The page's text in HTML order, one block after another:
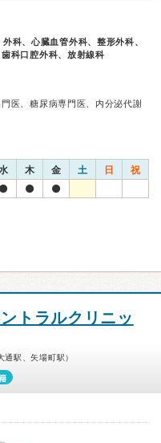
科、心臓血管外科、整形外科、
科口腔外科、放射線科
医、糖尿病専門医、内分泌代謝
木 金 土 日 祝
トラルクリニッ
駅、矢場町駅）